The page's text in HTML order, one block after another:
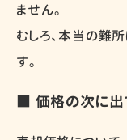
ません。
むしろ、本当の難
す。
■ 価格の次に出